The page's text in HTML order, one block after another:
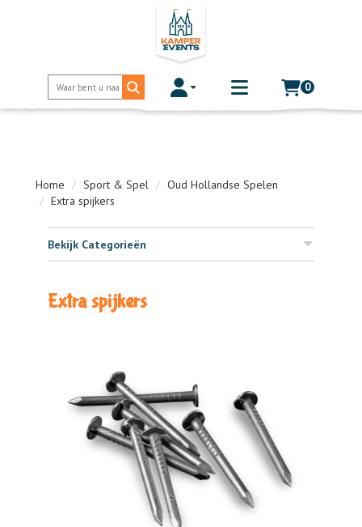
Toggle account dropdown
Toggle
mobile
0
Home Sport & Spel
Oud Hollandse Spelen
Extra spijkers
Bekijk Categorieën
Extra spijkers